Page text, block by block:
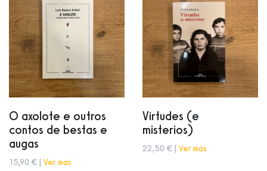
O axolote e outros
contos de bestas e
augas
15,90 € | Ver más
Virtudes (e
misterios)
22,50 € | Ver más